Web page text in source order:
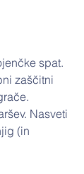
spat.
zaščitni
Nasveti
(in